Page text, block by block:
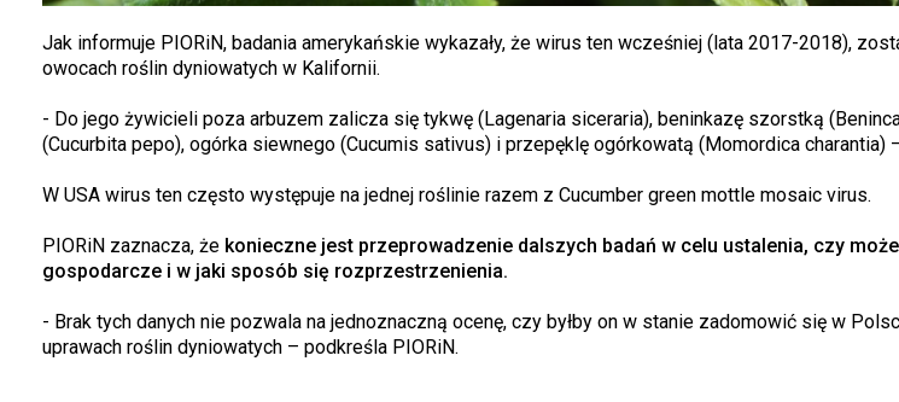
Jak informuje PIORiN, badania amerykańskie wykazały, że wirus ten wcześniej (lata 2017-2018),
owocach roślin dyniowatych w Kalifornii.
- Do jego żywicieli poza arbuzem zalicza się tykwę (Lagenaria siceraria), beninkazę szorstką
(Cucurbita pepo), ogórka siewnego (Cucumis sativus) i przepęklę ogórkowatą (Momordica charantia)
W USA wirus ten często występuje na jednej roślinie razem z Cucumber green mottle mosaic virus.
PIORiN zaznacza, że konieczne jest przeprowadzenie dalszych badań w celu ustalenia, czy
gospodarcze i w jaki sposób się rozprzestrzenienia.
- Brak tych danych nie pozwala na jednoznaczną ocenę, czy byłby on w stanie zadomowić się w
uprawach roślin dyniowatych – podkreśla PIORiN.